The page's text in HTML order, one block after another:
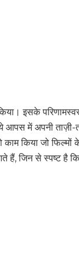
इसके
आपस में अपनी ताज़ी-
किया जो फिल्मों
हैं, जिन से स्पष्ट है